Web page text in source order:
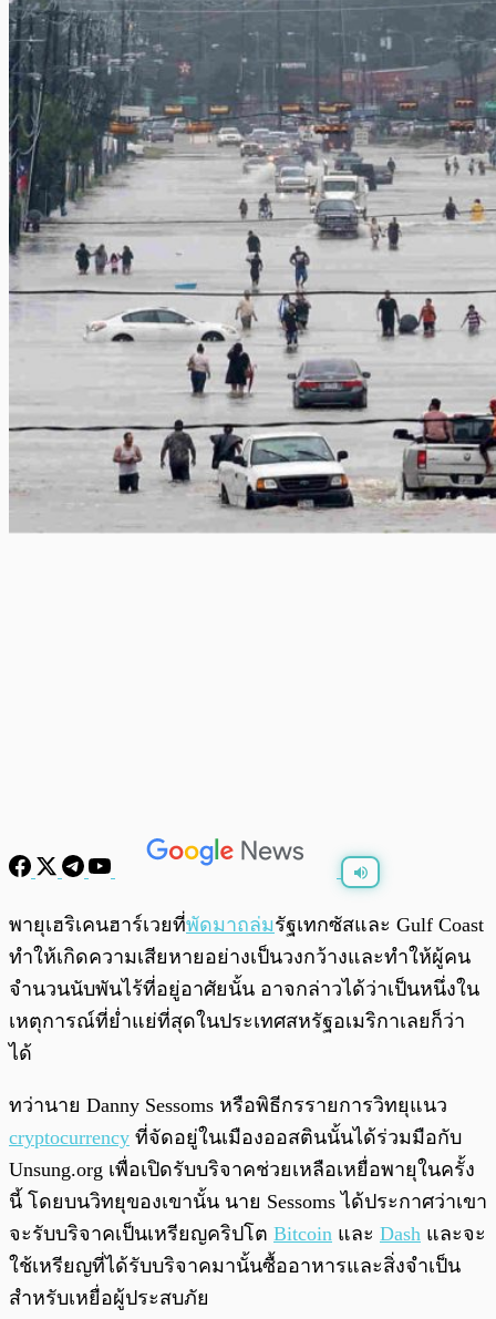
พร้อมเล่น
พายุเฮริเคนฮาร์เวยที่พัดมาถล่มรัฐเทกซัสและ Gulf Coast
ทำให้เกิดความเสียหายอย่างเป็นวงกว้างและทำให้ผู้คน
จำนวนนับพันไร้ที่อยู่อาศัยนั้น อาจกล่าวได้ว่าเป็นหนึ่งใน
เหตุการณ์ที่ย่ำแย่ที่สุดในประเทศสหรัฐอเมริกาเลยก็ว่า
ได้
ทว่านาย Danny Sessoms หรือพิธีกรรายการวิทยุแนว
cryptocurrency ที่จัดอยู่ในเมืองออสตินนั้นได้ร่วมมือกับ
Unsung.org เพื่อเปิดรับบริจาคช่วยเหลือเหยื่อพายุในครั้ง
นี้ โดยบนวิทยุของเขานั้น นาย Sessoms ได้ประกาศว่าเขา
จะรับบริจาคเป็นเหรียญคริปโต Bitcoin และ Dash และจะ
ใช้เหรียญที่ได้รับบริจาคมานั้นซื้ออาหารและสิ่งจำเป็น
สำหรับเหยื่อผู้ประสบภัย